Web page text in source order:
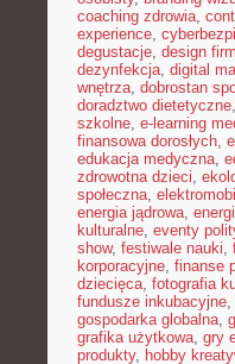
coaching zdrowia,
experience,
degustacje, design
dezynfekcja, digital
wnętrza, dobrostan
doradztwo dietetyczne,
szkolne, e-learning
finansowa dorosłych,
edukacja medyczna,
zdrowotna dzieci,
społeczna,
energia jądrowa,
kulturalne, eventy
show, festiwale nauki,
korporacyjne, finanse
dziecięca, fotografia
fundusze inkubacyjne,
gospodarka globalna,
grafika użytkowa, gry
produkty, hobby